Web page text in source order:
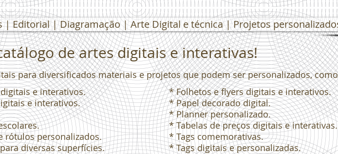
| Editorial | Diagramação | Arte Digital e técnica | Projetos
de artes digitais e interativas!
para diversificados materiais e projetos que podem ser personalizados,
e interativos.
e interativos.
rótulos personalizados.
diversas superfícies.
* Folhetos e flyers digitais e interativos.
* Papel decorado digital.
* Planner personalizado.
* Tabelas de preços digitais e interativas.
* Tags comemorativas.
* Tags digitais e personalizadas.